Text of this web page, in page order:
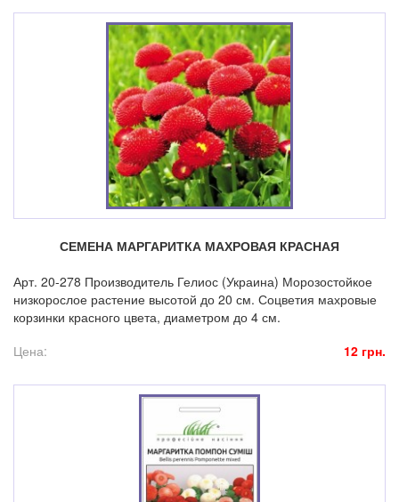
СЕМЕНА МАРГАРИТКА МАХРОВАЯ КРАСНАЯ
Арт. 20-278 Производитель Гелиос (Украина) Морозостойкое
низкорослое растение высотой до 20 см. Соцветия махровые
корзинки красного цвета, диаметром до 4 см.
Цена:
12 грн.